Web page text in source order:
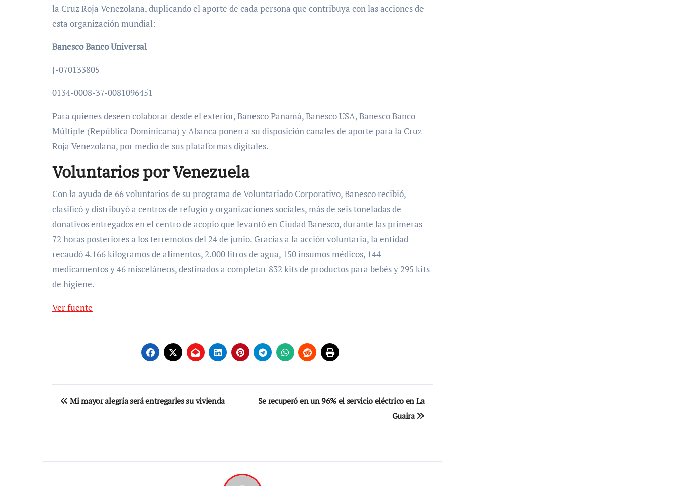
la Cruz Roja Venezolana, duplicando el aporte de cada persona que contribuya con las acciones de
esta organización mundial:
Banesco Banco Universal
J-070133805
0134-0008-37-0081096451
Para quienes deseen colaborar desde el exterior, Banesco Panamá, Banesco USA, Banesco Banco
Múltiple (República Dominicana) y Abanca ponen a su disposición canales de aporte para la Cruz
Roja Venezolana, por medio de sus plataformas digitales.
Voluntarios por Venezuela
Con la ayuda de 66 voluntarios de su programa de Voluntariado Corporativo, Banesco recibió,
clasificó y distribuyó a centros de refugio y organizaciones sociales, más de seis toneladas de
donativos entregados en el centro de acopio que levantó en Ciudad Banesco, durante las primeras
72 horas posteriores a los terremotos del 24 de junio. Gracias a la acción voluntaria, la entidad
recaudó 4.166 kilogramos de alimentos, 2.000 litros de agua, 150 insumos médicos, 144
medicamentos y 46 misceláneos, destinados a completar 832 kits de productos para bebés y 295 kits
de higiene.
Ver fuente
Navegación
Mi mayor alegría será entregarles su vivienda
Se recuperó en un 96% el servicio eléctrico en La
Guaira